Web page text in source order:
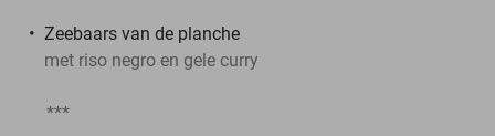
Zeebaars van de planche
met riso negro en gele curry
***